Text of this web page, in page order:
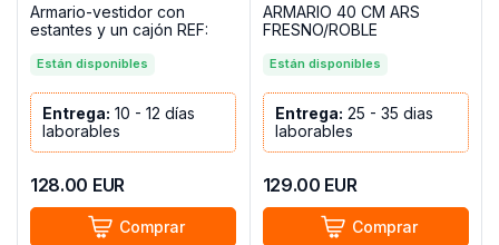
Armario-vestidor con
estantes y un cajón REF:
Roble/Blanco
Están disponibles
Entrega: 10 - 12 días
laborables
128.00 EUR
Comprar
ARMARIO 40 CM ARS
FRESNO/ROBLE
Están disponibles
Entrega: 25 - 35 dias
laborables
129.00 EUR
Comprar